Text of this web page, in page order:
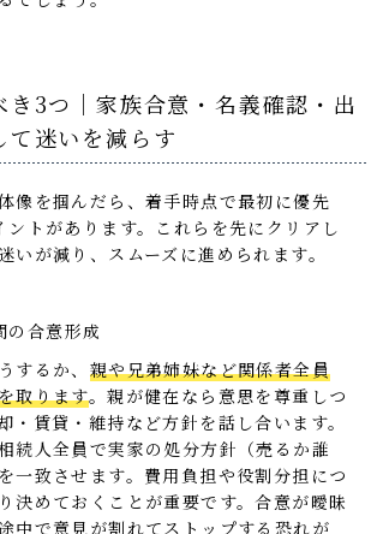
き3つ｜家族合意・名義確認・出
て迷いを減らす
像を掴んだら、着手時点で最初に優先
ントがあります。これらを先にクリアし
いが減り、スムーズに進められます。
の合意形成
するか、 親や兄弟姉妹など関係者全員
取ります。親が健在なら意思を尊重しつ
・賃貸・維持など方針を話し合います。
続人全員で実家の処分方針（売るか誰
一致させます。費用負担や役割分担につ
決めておくことが重要です。合意が曖昧
中で意見が割れてストップする恐れが